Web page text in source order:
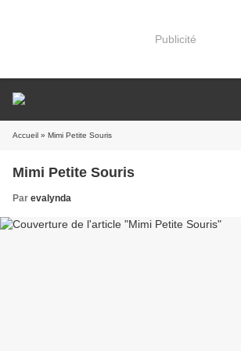
Publicité
Accueil » Mimi Petite Souris
Mimi Petite Souris
Par evalynda